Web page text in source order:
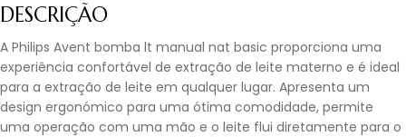
DESCRIÇÃO
A Philips Avent bomba lt manual nat basic proporciona uma
experiência confortável de extração de leite materno e é ideal
para a extração de leite em qualquer lugar. Apresenta um
design ergonómico para uma ótima comodidade, permite
uma operação com uma mão e o leite flui diretamente para o